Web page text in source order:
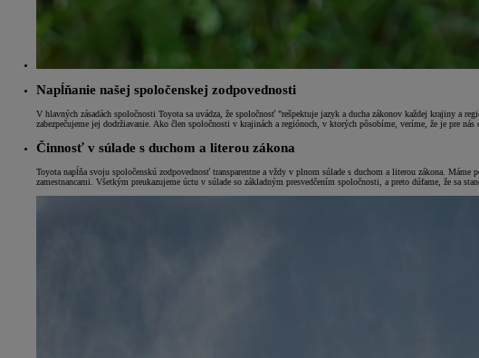
Od16 690 €s DPH
vr. zvýhodnenia1 000 €
a bonusu za výkup500 €
Nový Yaris Cross
Napĺňanie našej spoločenskej zodpovednosti
V hlavných zásadách spoločnosti Toyota sa uvádza, že spoločnosť "rešpektuje jazyk a ducha zákonov každej krajiny a
zabezpečujeme jej dodržiavanie. Ako člen spoločnosti v krajinách a regiónoch, v ktorých pôsobíme, veríme, že je pre
Činnosť v súlade s duchom a literou zákona
Toyota napĺňa svoju spoločenskú zodpovednosť transparentne a vždy v plnom súlade s duchom a literou zákona.
zamestnancami. Všetkým preukazujeme úctu v súlade so základným presvedčením spoločnosti, a preto dúfame, že sa